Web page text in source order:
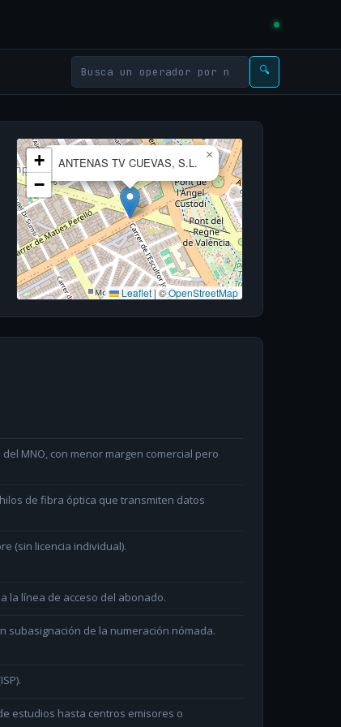
🔍
ANTENAS TV CUEVAS, S.L.
×
+
−
Leaflet | ©OpenStreetMap
MNO, con menor margen comercial pero
de fibra óptica que transmiten datos
(sin licencia individual).
la línea de acceso del abonado.
subasignación de la numeración nómada.
estudios hasta centros emisores o